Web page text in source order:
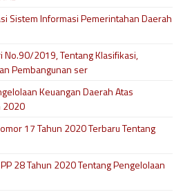
Sistem Informasi Pemerintahan Daerah
2019, Tentang Klasifikasi,
Pembangunan ser
Keuangan Daerah Atas
2020
17 Tahun 2020 Terbaru Tentang
28 Tahun 2020 Tentang Pengelolaan